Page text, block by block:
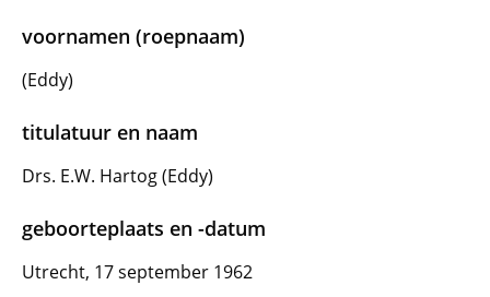
voornamen (roepnaam)
(Eddy)
titulatuur en naam
Drs. E.W. Hartog (Eddy)
geboorteplaats en -datum
Utrecht, 17 september 1962